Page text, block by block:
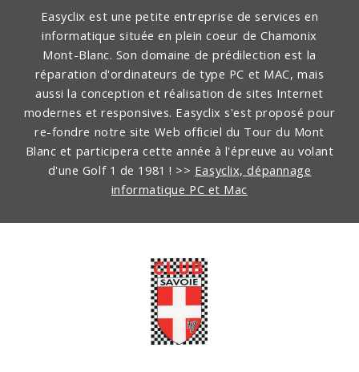
Easyclix est une petite entreprise de services en
informatique située en plein coeur de Chamonix
Mont-Blanc. Son domaine de prédilection est la
réparation d'ordinateurs de type PC et MAC, mais
aussi la conception et réalisation de sites Internet
modernes et responsives. Easyclix s'est proposé pour
re-fondre notre site Web officiel du Tour du Mont
Blanc et participera cette année à l'épreuve au volant
d'une Golf 1 de 1981 ! >> Easyclix, dépannage
informatique PC et Mac